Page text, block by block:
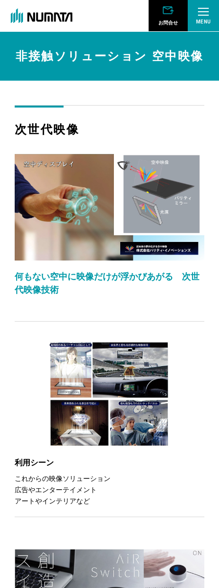
MENU
お問合せ
非接触ソリューション 空中映像
次世代映像
何もない空中に映像だけが浮かびあがる 次世
代映像技術
利用シーン
これからの映像ソリューション
広告やエンターテイメント
アートやインテリアなど